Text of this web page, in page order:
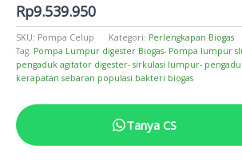
Rp9.539.950
SKU: Pompa Celup Kategori: Perlengkapan Biogas
Tag: Pompa Lumpur digester Biogas- Pompa lumpur
pengaduk agitator digester- sirkulasi lumpur-
kerapatan sebaran populasi bakteri biogas
Tanya CS